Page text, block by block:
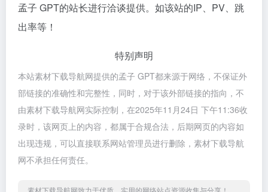
孟子 GPT的站长进行洽谈提供。如该站的IP、PV、跳
出率等！
特别声明
本站素材下载导航网提供的孟子 GPT都来源于网络，不保证外
部链接的准确性和完整性，同时，对于该外部链接的指向，不
由素材下载导航网实际控制，在2025年11月24日 下午11:36收
录时，该网页上的内容，都属于合规合法，后期网页的内容如
出现违规，可以直接联系网站管理员进行删除，素材下载导航
网不承担任何责任。
素材下载导航网致力于优质、实用的网络站点资源收集与分享！